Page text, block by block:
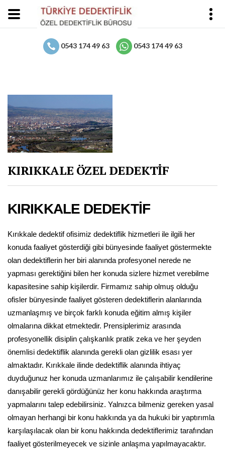
0543 174 49 63 0543 174 49 63
KIRIKKALE ÖZEL DEDEKTİF
KIRIKKALE DEDEKTİF
Kırıkkale dedektif ofisimiz dedektiflik hizmetleri ile ilgili her
konuda faaliyet gösterdiği gibi bünyesinde faaliyet göstermekte
olan dedektiflerin her biri alanında profesyonel nerede ne
yapması gerektiğini bilen her konuda sizlere hizmet verebilme
kapasitesine sahip kişilerdir. Firmamız sahip olmuş olduğu
ofisler bünyesinde faaliyet gösteren dedektiflerin alanlarında
uzmanlaşmış ve birçok farklı konuda eğitim almış kişiler
olmalarına dikkat etmektedir. Prensiplerimiz arasında
profesyonellik disiplin çalışkanlık pratik zeka ve her şeyden
önemlisi dedektiflik alanında gerekli olan gizlilik esası yer
almaktadır. Kırıkkale ilinde dedektiflik alanında ihtiyaç
duyduğunuz her konuda uzmanlarımız ile çalışabilir kendilerine
danışabilir gerekli gördüğünüz her konu hakkında araştırma
yapmalarını talep edebilirsiniz. Yalnızca bilmeniz gereken yasal
olmayan herhangi bir konu hakkında ya da hukuki bir yaptırımla
karşılaşılacak olan bir konu hakkında dedektiflerimiz tarafından
faaliyet gösterilmeyecek ve sizinle anlaşma yapılmayacaktır.